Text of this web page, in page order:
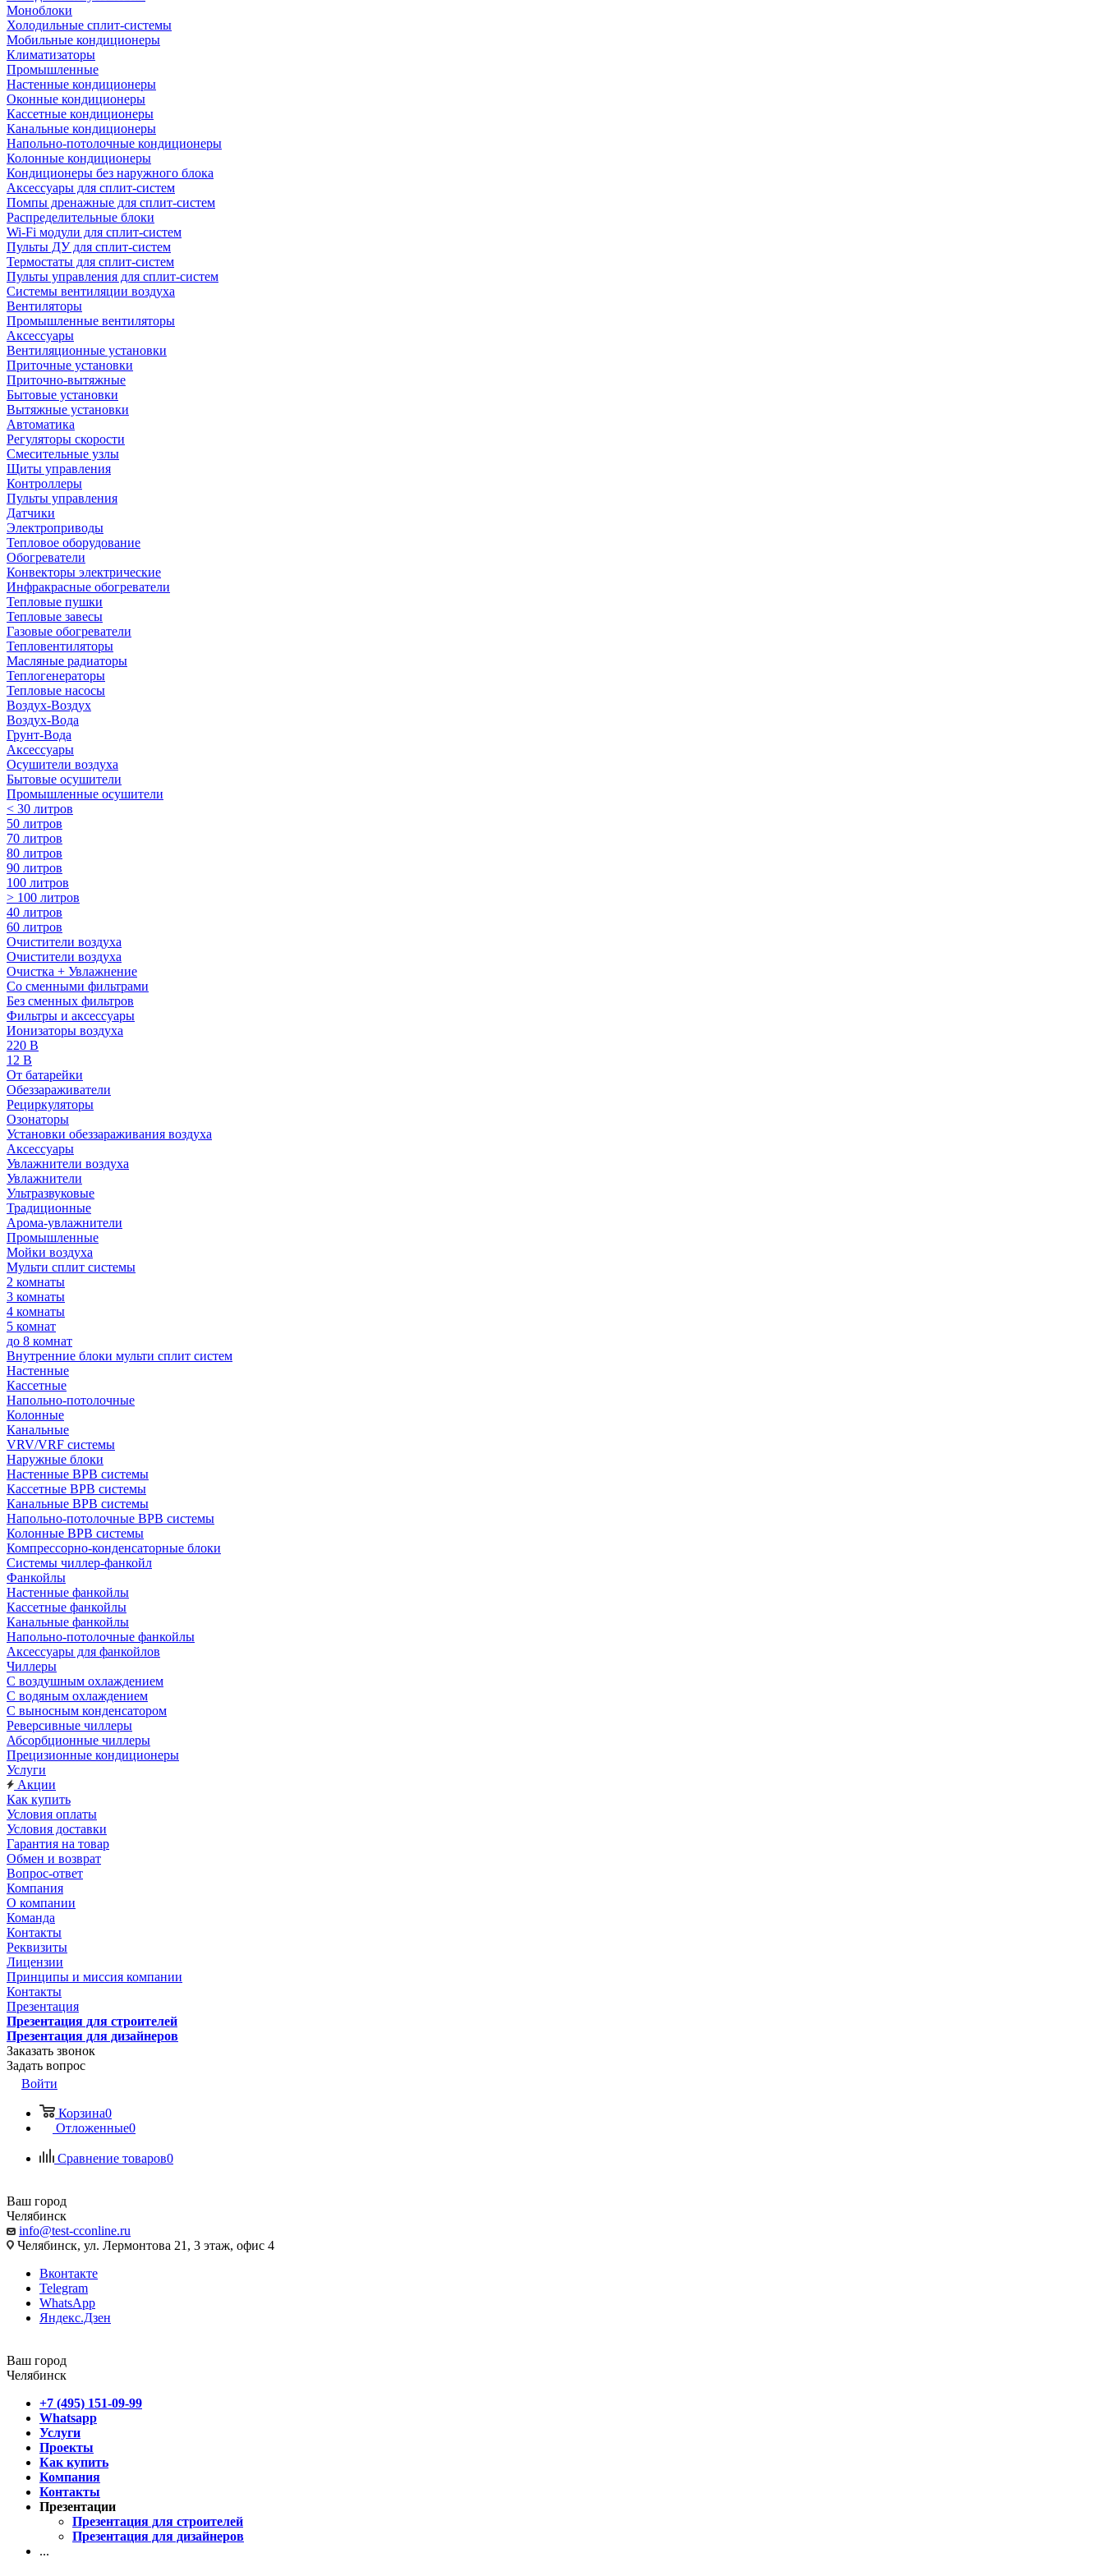
Моноблоки
Холодильные сплит-системы
Мобильные кондиционеры
Климатизаторы
Промышленные
Настенные кондиционеры
Оконные кондиционеры
Кассетные кондиционеры
Канальные кондиционеры
Напольно-потолочные кондиционеры
Колонные кондиционеры
Кондиционеры без наружного блока
Аксессуары для сплит-систем
Помпы дренажные для сплит-систем
Распределительные блоки
Wi-Fi модули для сплит-систем
Пульты ДУ для сплит-систем
Термостаты для сплит-систем
Пульты управления для сплит-систем
Системы вентиляции воздуха
Вентиляторы
Промышленные вентиляторы
Аксессуары
Вентиляционные установки
Приточные установки
Приточно-вытяжные
Бытовые установки
Вытяжные установки
Автоматика
Регуляторы скорости
Смесительные узлы
Щиты управления
Контроллеры
Пульты управления
Датчики
Электроприводы
Тепловое оборудование
Обогреватели
Конвекторы электрические
Инфракрасные обогреватели
Тепловые пушки
Тепловые завесы
Газовые обогреватели
Тепловентиляторы
Масляные радиаторы
Теплогенераторы
Тепловые насосы
Воздух-Воздух
Воздух-Вода
Грунт-Вода
Аксессуары
Осушители воздуха
Бытовые осушители
Промышленные осушители
< 30 литров
50 литров
70 литров
80 литров
90 литров
100 литров
> 100 литров
40 литров
60 литров
Очистители воздуха
Очистители воздуха
Очистка + Увлажнение
Cо сменными фильтрами
Без сменных фильтров
Фильтры и аксессуары
Ионизаторы воздуха
220 В
12 В
От батарейки
Обеззараживатели
Рециркуляторы
Озонаторы
Установки обеззараживания воздуха
Аксессуары
Увлажнители воздуха
Увлажнители
Ультразвуковые
Традиционные
Арома-увлажнители
Промышленные
Мойки воздуха
Мульти сплит системы
2 комнаты
3 комнаты
4 комнаты
5 комнат
до 8 комнат
Внутренние блоки мульти сплит систем
Настенные
Кассетные
Напольно-потолочные
Колонные
Канальные
VRV/VRF системы
Наружные блоки
Настенные ВРВ системы
Кассетные ВРВ системы
Канальные ВРВ системы
Напольно-потолочные ВРВ системы
Колонные ВРВ системы
Компрессорно-конденсаторные блоки
Системы чиллер-фанкойл
Фанкойлы
Настенные фанкойлы
Кассетные фанкойлы
Канальные фанкойлы
Напольно-потолочные фанкойлы
Аксессуары для фанкойлов
Чиллеры
С воздушным охлаждением
С водяным охлаждением
С выносным конденсатором
Реверсивные чиллеры
Абсорбционные чиллеры
Прецизионные кондиционеры
Услуги
Акции
Как купить
Условия оплаты
Условия доставки
Гарантия на товар
Обмен и возврат
Вопрос-ответ
Компания
О компании
Команда
Контакты
Реквизиты
Лицензии
Принципы и миссия компании
Контакты
Презентация
Презентация для строителей
Презентация для дизайнеров
Заказать звонок
Задать вопрос
Войти
Корзина0
Отложенные0
Сравнение товаров0
Ваш город
Челябинск
info@test-cconline.ru
Челябинск, ул. Лермонтова 21, 3 этаж, офис 4
Вконтакте
Telegram
WhatsApp
Яндекс.Дзен
Ваш город
Челябинск
+7 (495) 151-09-99
Whatsapp
Услуги
Проекты
Как купить
Компания
Контакты
Презентации
Презентация для строителей
Презентация для дизайнеров
...